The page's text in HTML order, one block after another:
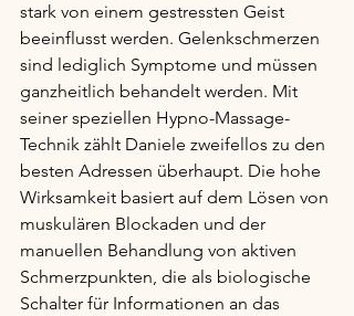
stark von einem gestressten Geist
beeinflusst werden. Gelenkschmerzen
sind lediglich Symptome und müssen
ganzheitlich behandelt werden. Mit
seiner speziellen Hypno-Massage-
Technik zählt Daniele zweifellos zu den
besten Adressen überhaupt. Die hohe
Wirksamkeit basiert auf dem Lösen von
muskulären Blockaden und der
manuellen Behandlung von aktiven
Schmerzpunkten, die als biologische
Schalter für Informationen an das